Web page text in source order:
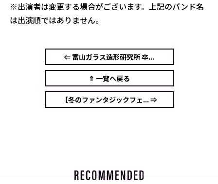
※出演者は変更する場合がございます。上記のバンド名
は出演順ではありません。
⇐ 富山ガラス造形研究所 卒...
⇑ 一覧へ戻る
【冬のファンタジックフェ... ⇒